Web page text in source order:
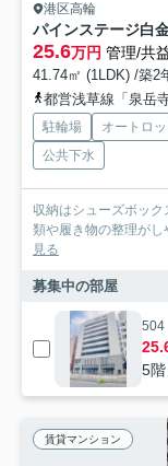
港区高輪
パインステージ白
25.6万円 管理/共
41.74㎡ (1LDK) /築2
都営浅草線「泉岳
駐輪場 オートロッ
公共下水
収納はシューズボッ
類や履き物の整理が
見る
募集中の部屋
504
5
賃貸マンション